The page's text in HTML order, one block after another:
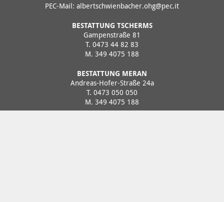
PEC-Mail: albertschwienbacher.ohg@pec.it
BESTATTUNG TSCHERMS
Gampenstraße 81
T. 0473 44 82 83
M. 349 4075 188
BESTATTUNG MERAN
Andreas-Hofer-Straße 24a
T. 0473 050 050
M. 349 4075 188